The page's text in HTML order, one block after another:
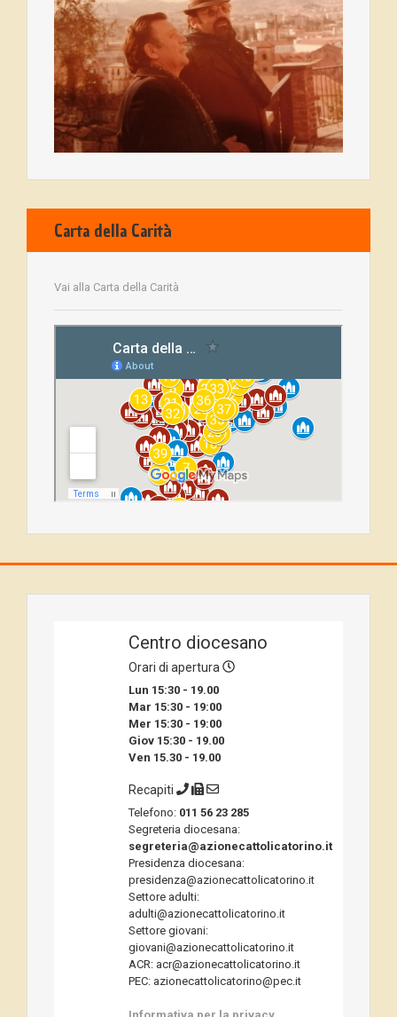
Carta della Carità
Vai alla Carta della Carità
Centro diocesano
Orari di apertura
Lun 15:30 - 19.00
Mar 15:30 - 19:00
Mer 15:30 - 19:00
Giov 15:30 - 19.00
Ven 15.30 - 19.00
Recapiti
Telefono: 011 56 23 285
Segreteria diocesana:
segreteria@azionecattolicatorino.it
Presidenza diocesana:
presidenza@azionecattolicatorino.it
Settore adulti:
adulti@azionecattolicatorino.it
Settore giovani:
giovani@azionecattolicatorino.it
ACR: acr@azionecattolicatorino.it
PEC: azionecattolicatorino@pec.it
Informativa per la privacy